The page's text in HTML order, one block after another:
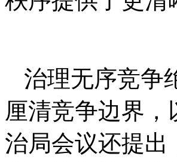
治理无序竞争
厘清竞争边界
治局会议还提